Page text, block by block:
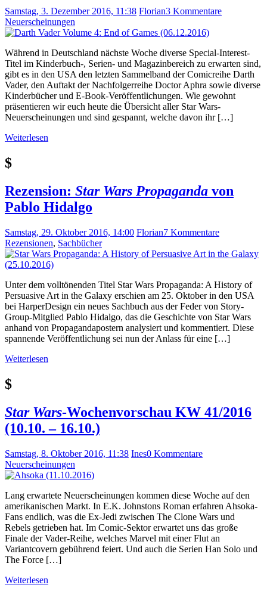
Samstag, 3. Dezember 2016, 11:38 Florian3 Kommentare
Neuerscheinungen
Während in Deutschland nächste Woche diverse Special-Interest-
Titel im Kinderbuch-, Serien- und Magazinbereich zu erwarten sind,
gibt es in den USA den letzten Sammelband der Comicreihe Darth
Vader, den Auftakt der Nachfolgerreihe Doctor Aphra sowie diverse
Kinderbücher und E-Book-Veröffentlichungen. Wie gewohnt
präsentieren wir euch heute die Übersicht aller Star Wars-
Neuerscheinungen und sind gespannt, welche davon ihr […]
Weiterlesen
$
Rezension: Star Wars Propaganda von
Pablo Hidalgo
Samstag, 29. Oktober 2016, 14:00 Florian7 Kommentare
Rezensionen, Sachbücher
Unter dem volltönenden Titel Star Wars Propaganda: A History of
Persuasive Art in the Galaxy erschien am 25. Oktober in den USA
bei HarperDesign ein neues Sachbuch aus der Feder von Story-
Group-Mitglied Pablo Hidalgo, das die Geschichte von Star Wars
anhand von Propagandapostern analysiert und kommentiert. Diese
spannende Veröffentlichung sei nun der Anlass für eine […]
Weiterlesen
$
Star Wars-Wochenvorschau KW 41/2016
(10.10. – 16.10.)
Samstag, 8. Oktober 2016, 11:38 Ines0 Kommentare
Neuerscheinungen
Lang erwartete Neuerscheinungen kommen diese Woche auf den
amerikanischen Markt. In E.K. Johnstons Roman erfahren Ahsoka-
Fans endlich, was die Ex-Jedi zwischen The Clone Wars und
Rebels getrieben hat. Im Comic-Sektor erwartet uns das große
Finale der Vader-Reihe, welches Marvel mit einer Flut an
Variantcovern gebührend feiert. Und auch die Serien Han Solo und
The Force […]
Weiterlesen